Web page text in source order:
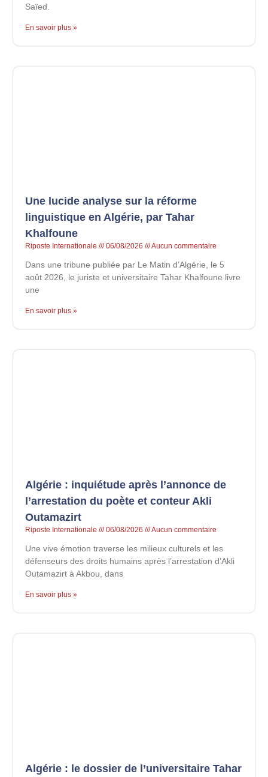
Saïed.
En savoir plus »
Une lucide analyse sur la réforme
linguistique en Algérie, par Tahar
Khalfoune
Riposte Internationale 06/08/2026 Aucun commentaire
Dans une tribune publiée par Le Matin d’Algérie, le 5
août 2026, le juriste et universitaire Tahar Khalfoune livre
une
En savoir plus »
Algérie : inquiétude après l’annonce de
l’arrestation du poète et conteur Akli
Outamazirt
Riposte Internationale 06/08/2026 Aucun commentaire
Une vive émotion traverse les milieux culturels et les
défenseurs des droits humains après l’arrestation d’Akli
Outamazirt à Akbou, dans
En savoir plus »
Algérie : le dossier de l’universitaire Tahar